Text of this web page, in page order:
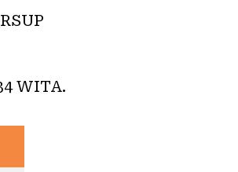
WITA.